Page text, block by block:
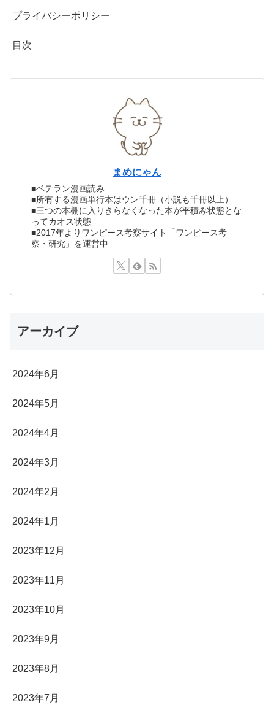
プライバシーポリシー
目次
まめにゃん
■ベテラン漫画読み
■所有する漫画単行本はウン千冊（小説も千冊以上）
■三つの本棚に入りきらなくなった本が平積み状態とな
ってカオス状態
■2017年よりワンピース考察サイト「ワンピース考
察・研究」を運営中
アーカイブ
2024年6月
2024年5月
2024年4月
2024年3月
2024年2月
2024年1月
2023年12月
2023年11月
2023年10月
2023年9月
2023年8月
2023年7月